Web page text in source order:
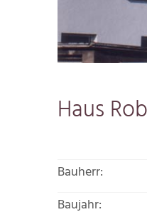
Haus
Bauherr:
Baujahr: